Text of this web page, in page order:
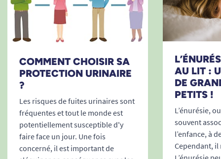
COMMENT CHOISIR SA
PROTECTION URINAIRE
?
Les risques de fuites urinaires sont
fréquentes et tout le monde est
potentiellement susceptible d'y
faire face un jour. Une fois
concerné, il est important de
AU LIT :
DE
PETITS !
L’énurésie,
souvent
l’enfance, à
Cependant, il